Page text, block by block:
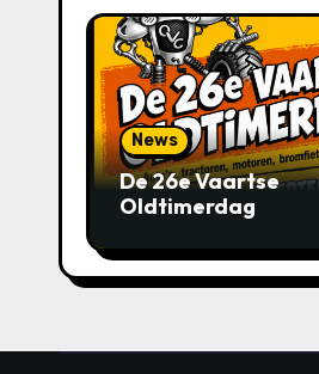
a
v
i
g
a
t
News
De 26e Vaartse
Oldtimerdag